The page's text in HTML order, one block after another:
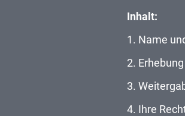
Inhalt:
1. Name
2.
3.
4. Ihre